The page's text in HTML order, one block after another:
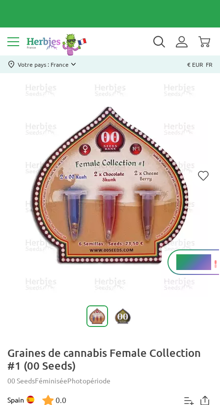
Votre pays : France € EUR FR
18 - 22%
THC
Graines de cannabis Female Collection
#1 (00 Seeds)
00 SeedsFéminiséePhotopériode
Spain 0.0